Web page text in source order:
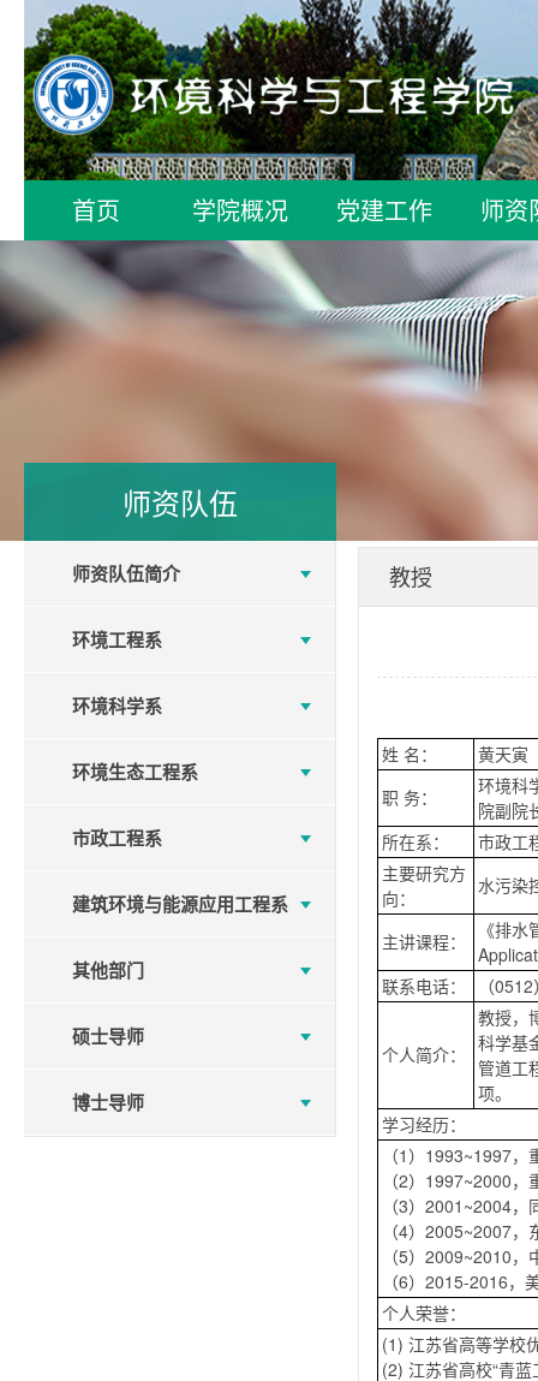
首页 学院概况 党建工作 师资
师资队伍
师资队伍简介
环境工程系
环境科学系
环境生态工程系
市政工程系
建筑环境与能源应用工程系
其他部门
硕士导师
博士导师
教授
姓 名：
黄天寅
职 务：
环境科
院副院
所在系：
市政工
主要研究方
向：
水污染
主讲课程：
《排
联系电话：
（
个人简介：
教授，
科学基
管道工
项。
学习经历：
（1）1993~1997
（2）1997~2000
（3）2001~2004
（4）2005~2007
（5）2009~2010
（6）2015-2016，
个人荣誉：
(1) 江苏省高等学校
(2) 江苏省高校“青